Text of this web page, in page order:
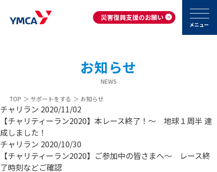
災害復興支援のお願い
メニュー
お知らせ
NEWS
TOP ＞ サポートをする ＞ お知らせ
チャリラン 2020/11/02
【チャリティーラン2020】本レース終了！～ 地球１周半 達
成しました！
チャリラン 2020/10/30
【チャリティーラン2020】ご参加中の皆さまへ～ レース終
了時刻などご確認